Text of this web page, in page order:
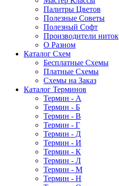
Палитры Цветов
Полезные Советы
Полезный Софт
Производители ниток
О Разном
Каталог Схем
Бесплатные Схемы
Платные Схемы
Схемы на Заказ
Каталог Терминов
Термин - А
Термин - Б
Термин - В
Термин - Г
Термин - Д
Термин - И
Термин - К
Термин - Л
Термин - М
Термин - Н